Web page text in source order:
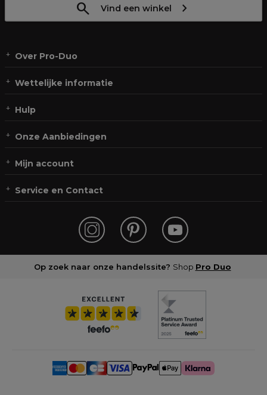
Vind een winkel
Over Pro-Duo
Wettelijke informatie
Hulp
Onze Aanbiedingen
Mijn account
Service en Contact
Op zoek naar onze handelssite? Shop Pro Duo